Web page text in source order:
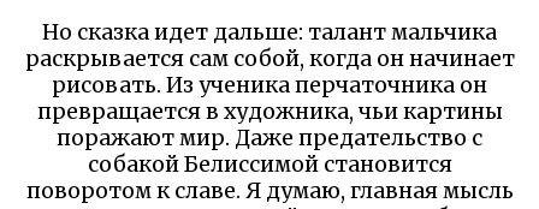
Но сказка идет дальше: талант мальчика
раскрывается сам собой, когда он начинает
рисовать. Из ученика перчаточника он
превращается в художника, чьи картины
поражают мир. Даже предательство с
собакой Белиссимой становится
поворотом к славе. Я думаю, главная мысль